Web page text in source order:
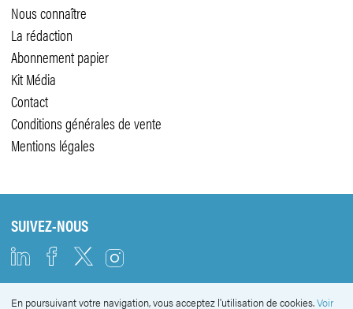
Nous connaître
La rédaction
Abonnement papier
Kit Média
Contact
Conditions générales de vente
Mentions légales
SUIVEZ-NOUS
En poursuivant votre navigation, vous acceptez l'utilisation de cookies.Voir